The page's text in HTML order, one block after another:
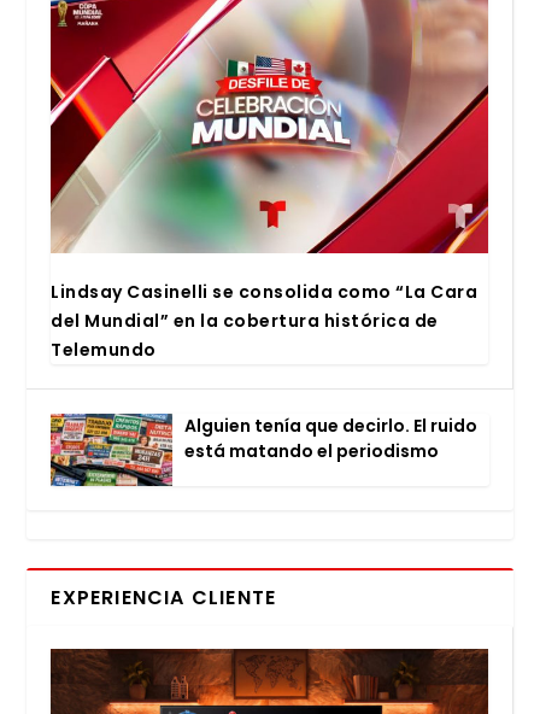
Lind­say Casi­ne­lli se con­so­li­da como “La Cara
del Mun­dial” en la cober­tu­ra his­tó­ri­ca de
Tele­mun­do
Alguien tenía que decir­lo. El rui­do
está matan­do el perio­dis­mo
EXPERIENCIA CLIENTE